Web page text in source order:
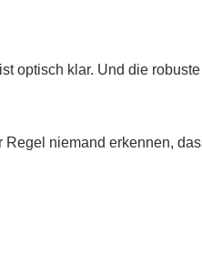
optisch klar. Und die
niemand erkennen,